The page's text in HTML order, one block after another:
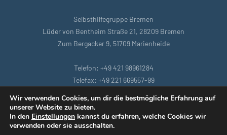
Selbsthilfegruppe Bremen
Lüder von Bentheim Straße 21, 28209 Bremen
Zum Bergacker 9, 51709 Marienheide
Telefon: +49 421 98961284
Telefax: +49 221 669557-99
Startseite|Köln |Datenschutzbestimmungen |Intranet|
Impressum|Remoteunterstützung
Wir verwenden Cookies, um dir die bestmögliche Erfahrung auf
unserer Website zu bieten.
In den Einstellungen kannst du erfahren, welche Cookies wir
verwenden oder sie ausschalten.